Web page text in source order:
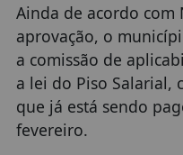
Ainda de acordo com
aprovação, o
a comissão de
a lei do Piso Salarial,
que já está sendo
fevereiro.